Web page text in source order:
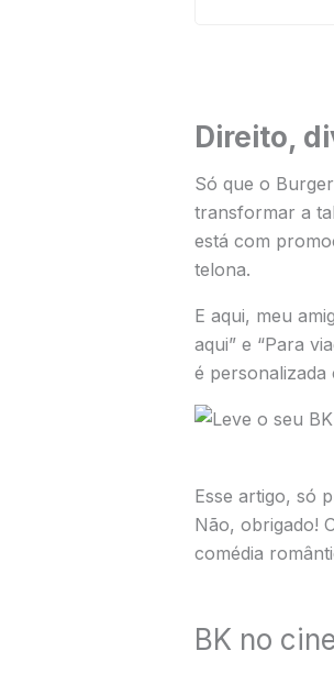
Direito,
Só que o
transformar a
está com
telona.
E aqui, meu
aqui” e “Para
é personalizada
Esse artigo, só
Não, obrigado!
comédia
BK no